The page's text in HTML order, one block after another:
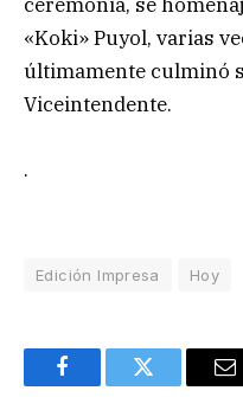
ceremonia, se
«Koki» Puyol, varias
últimamente culminó
Viceintendente.
.
Edición Impresa Hoy
FacebookTwitter